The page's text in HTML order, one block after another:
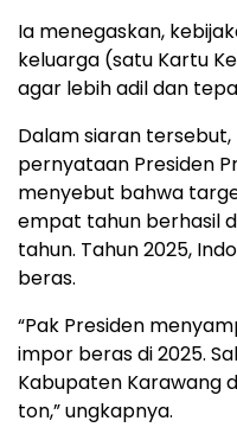
Ia menegaskan,
keluarga (satu Kartu
agar lebih adil dan
Dalam siaran
pernyataan Presiden
menyebut bahwa
empat tahun berhasil
tahun. Tahun 2025,
beras.
“Pak Presiden
impor beras di 2025.
Kabupaten Karawang
ton,” ungkapnya.